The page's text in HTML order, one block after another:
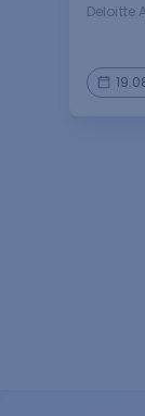
Deloitte